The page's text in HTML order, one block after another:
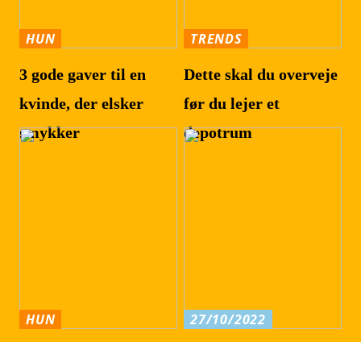
HUN
3 gode gaver til en
kvinde, der elsker
smykker
TRENDS
Dette skal du overveje
før du lejer et
depotrum
HUN
27/10/2022